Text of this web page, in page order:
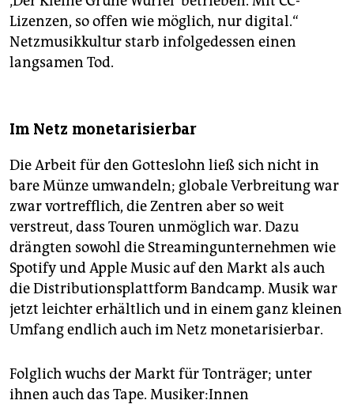
Lizenzen, so offen wie möglich, nur digital.“
Netzmusikkultur starb infolgedessen einen
langsamen Tod.
Im Netz monetarisierbar
Die Arbeit für den Gotteslohn ließ sich nicht in
bare Münze umwandeln; globale Verbreitung war
zwar vortrefflich, die Zentren aber so weit
verstreut, dass Touren unmöglich war. Dazu
drängten sowohl die Strea­ming­unter­nehmen wie
Spotify und Apple Music auf den Markt als auch
die Distributionsplattform Bandcamp. Musik war
jetzt leichter erhältlich und in einem ganz kleinen
Umfang endlich auch im Netz monetarisierbar.
Folglich wuchs der Markt für Tonträger; unter
ihnen auch das Tape. Mu­si­ke­r:In­nen